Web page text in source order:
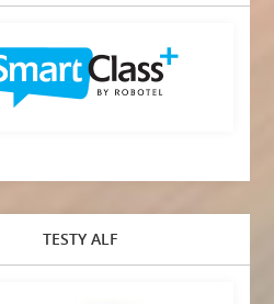
TESTY ALF